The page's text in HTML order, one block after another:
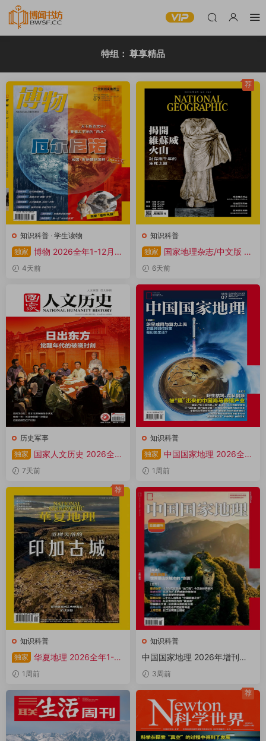
特组： 尊享精品
知识科普 · 学生读物
独家
博物 2026全年1-12月共
12期 PDF
4天前
知识科普
独家
国家地理杂志/中文版 20
26年1-12月共12本 PDF
6天前
荐
历史军事
独家
国家人文历史 2026全年
1-12月共24期 PDF
7天前
知识科普
独家
中国国家地理 2026全年
1-12月共12期 PDF
1周前
知识科普
独家
华夏地理 2026全年1-12
月共12期 PDF
1周前
荐
知识科普
中国国家地理 2026年增刊：
云阳 PDF
3周前
荐